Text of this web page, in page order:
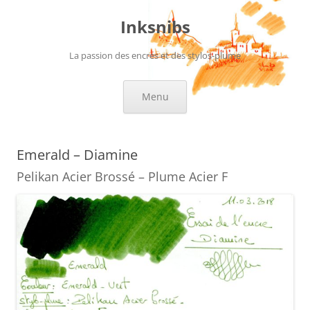
Inksnibs
La passion des encres et des stylos-plume
Menu
Emerald – Diamine
Pelikan Acier Brossé – Plume Acier F